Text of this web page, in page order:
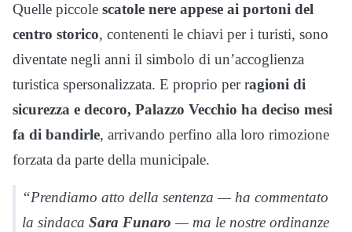
Quelle piccole scatole nere appese ai portoni del
centro storico, contenenti le chiavi per i turisti, sono
diventate negli anni il simbolo di un’accoglienza
turistica spersonalizzata. E proprio per ragioni di
sicurezza e decoro, Palazzo Vecchio ha deciso mesi
fa di bandirle, arrivando perfino alla loro rimozione
forzata da parte della municipale.
“Prendiamo atto della sentenza — ha commentato
la sindaca Sara Funaro — ma le nostre ordinanze